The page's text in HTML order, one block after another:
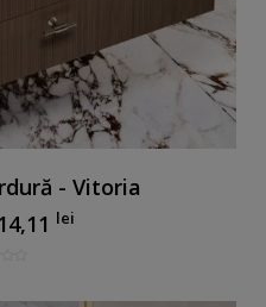
- Vitoria
lei